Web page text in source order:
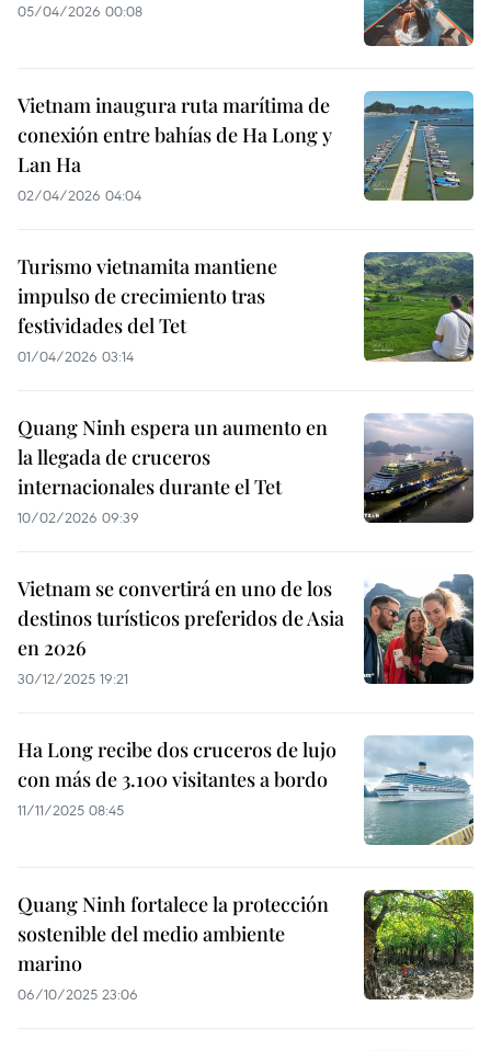
05/04/2026 00:08
Vietnam inaugura ruta marítima de
conexión entre bahías de Ha Long y
Lan Ha
02/04/2026 04:04
Turismo vietnamita mantiene
impulso de crecimiento tras
festividades del Tet
01/04/2026 03:14
Quang Ninh espera un aumento en
la llegada de cruceros
internacionales durante el Tet
10/02/2026 09:39
Vietnam se convertirá en uno de los
destinos turísticos preferidos de Asia
en 2026
30/12/2025 19:21
Ha Long recibe dos cruceros de lujo
con más de 3.100 visitantes a bordo
11/11/2025 08:45
Quang Ninh fortalece la protección
sostenible del medio ambiente
marino
06/10/2025 23:06